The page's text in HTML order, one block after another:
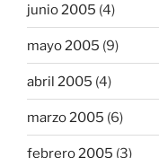
junio 2005 (4)
mayo 2005 (9)
abril 2005 (4)
marzo 2005 (6)
febrero 2005 (3)